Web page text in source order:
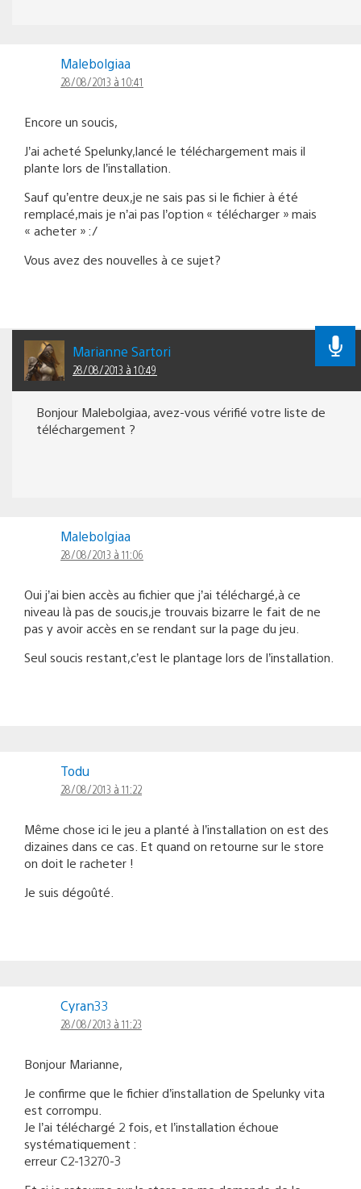
Malebolgiaa
28/08/2013 à 10:41
Encore un soucis,
J’ai acheté Spelunky,lancé le téléchargement mais il
plante lors de l’installation.
Sauf qu’entre deux,je ne sais pas si le fichier à été
remplacé,mais je n’ai pas l’option « télécharger » mais
« acheter » :/
Vous avez des nouvelles à ce sujet?
Marianne Sartori
28/08/2013 à 10:49
Bonjour Malebolgiaa, avez-vous vérifié votre liste de
téléchargement ?
Malebolgiaa
28/08/2013 à 11:06
Oui j’ai bien accès au fichier que j’ai téléchargé,à ce
niveau là pas de soucis,je trouvais bizarre le fait de ne
pas y avoir accès en se rendant sur la page du jeu.
Seul soucis restant,c’est le plantage lors de l’installation.
Todu
28/08/2013 à 11:22
Même chose ici le jeu a planté à l’installation on est des
dizaines dans ce cas. Et quand on retourne sur le store
on doit le racheter !
Je suis dégoûté.
Cyran33
28/08/2013 à 11:23
Bonjour Marianne,
Je confirme que le fichier d’installation de Spelunky vita
est corrompu.
Je l’ai téléchargé 2 fois, et l’installation échoue
systématiquement :
erreur C2-13270-3